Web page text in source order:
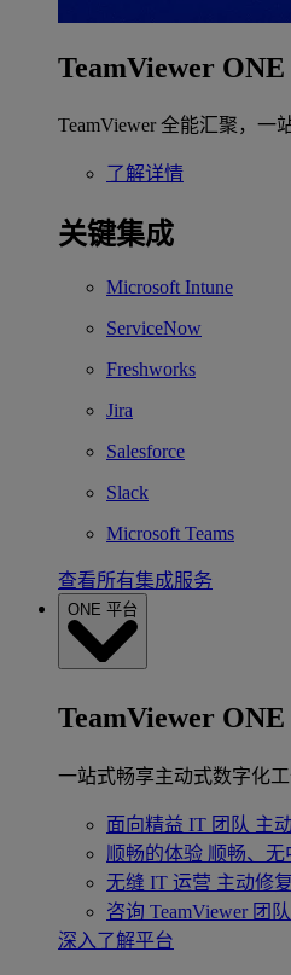
TeamViewer ONE
TeamViewer 全能汇聚，一
了解详情
关键集成
Microsoft Intune
ServiceNow
Freshworks
Jira
Salesforce
Slack
Microsoft Teams
查看所有集成服务
ONE 平台
TeamViewer
一站式畅享主动式数字化
面向精益 IT 团队 主
顺畅的体验 顺畅、无
无缝 IT 运营 主动修
咨询 TeamViewer 团队
深入了解平台